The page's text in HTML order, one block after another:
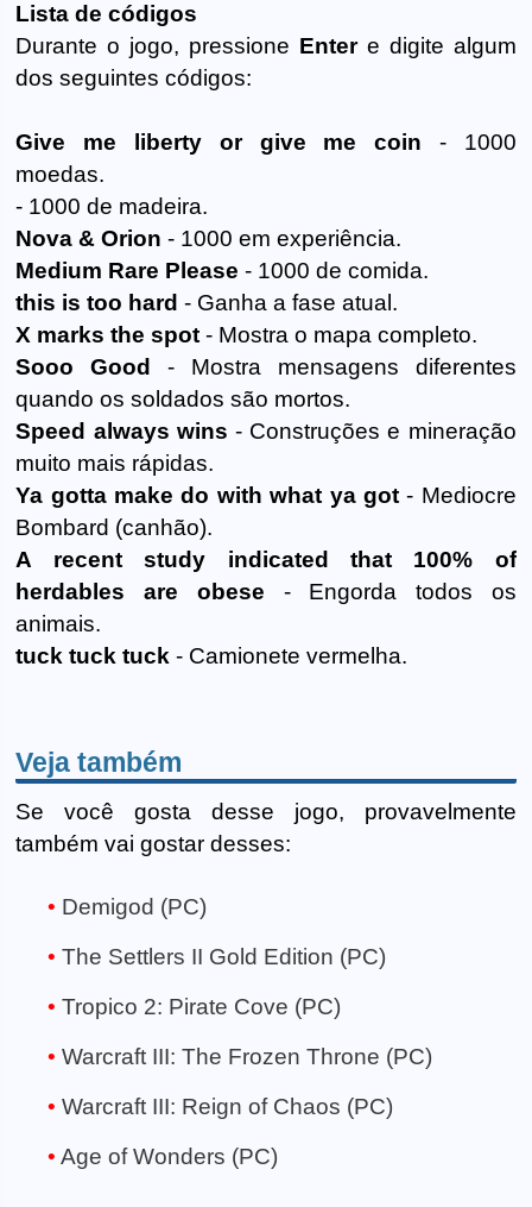
Lista de códigos
Durante o jogo, pressione Entere digite algum
dos seguintes códigos:
Give me liberty or give me coin - 1000
moedas.
- 1000 de madeira.
Nova & Orion - 1000 em experiência.
Medium Rare Please - 1000 de comida.
this is too hard - Ganha a fase atual.
X marks the spot - Mostra o mapa completo.
Sooo Good
- Mostra mensagens diferentes
quando os soldados são mortos.
Speed always wins - Construções e mineração
muito mais rápidas.
Ya gotta make do with what ya got- Mediocre
Bombard (canhão).
A recent study indicated that 100% of
herdables are obese - Engorda todos os
animais.
tuck tuck tuck - Camionete vermelha.
Veja também
Se você gosta desse jogo, provavelmente
também vai gostar desses:
Demigod (PC)
The Settlers II Gold Edition (PC)
Tropico 2: Pirate Cove (PC)
Warcraft III: The Frozen Throne (PC)
Warcraft III: Reign of Chaos (PC)
Age of Wonders (PC)